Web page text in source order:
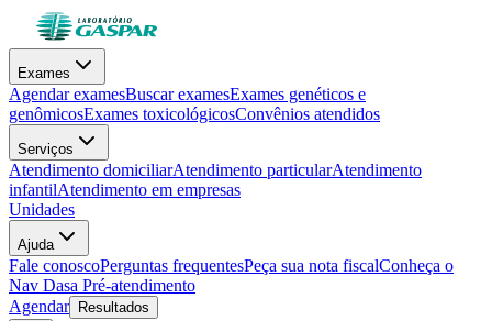
Exames
Agendar examesBuscar examesExames genéticos e
genômicosExames toxicológicosConvênios atendidos
Serviços
Atendimento domiciliarAtendimento particularAtendimento
infantilAtendimento em empresas
Unidades
Ajuda
Fale conoscoPerguntas frequentesPeça sua nota fiscalConheça o
Nav Dasa Pré-atendimento
Agendar
Resultados